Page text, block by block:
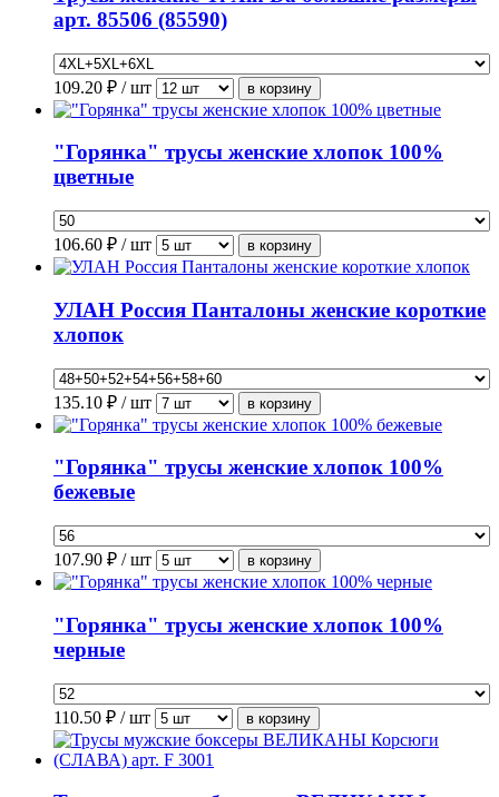
арт. 85506 (85590)
109.20 ₽ / шт
"Горянка" трусы женские хлопок 100%
цветные
106.60 ₽ / шт
УЛАН Россия Панталоны женские короткие
хлопок
135.10 ₽ / шт
"Горянка" трусы женские хлопок 100%
бежевые
107.90 ₽ / шт
"Горянка" трусы женские хлопок 100%
черные
110.50 ₽ / шт